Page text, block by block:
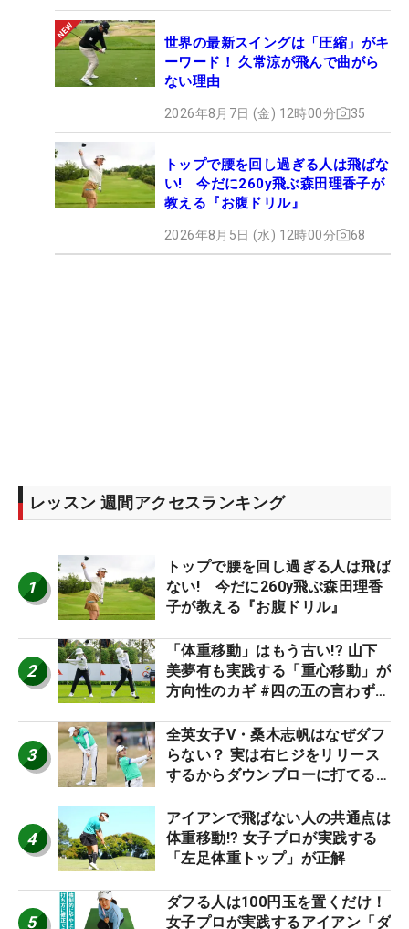
世界の最新スイングは「圧縮」がキ
ーワード！ 久常涼が飛んで曲がら
ない理由
2026年8月7日 (金) 12時00分 35
トップで腰を回し過ぎる人は飛ばな
い! 今だに260y飛ぶ森田理香子が
教える『お腹ドリル』
2026年8月5日 (水) 12時00分 68
レッスン 週間アクセスランキング
1
トップで腰を回し過ぎる人は飛ば
ない! 今だに260y飛ぶ森田理香
子が教える『お腹ドリル』
2
「体重移動」はもう古い!? 山下
美夢有も実践する「重心移動」が
方向性のカギ #四の五の言わず振
3
全英女子V・桑木志帆はなぜダフ
らない？ 実は右ヒジをリリース
するからダウンブローに打てる #
4
アイアンで飛ばない人の共通点は
体重移動!? 女子プロが実践する
「左足体重トップ」が正解
5
ダフる人は100円玉を置くだけ！
女子プロが実践するアイアン「ダ